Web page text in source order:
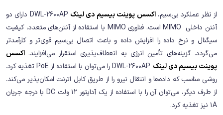
از نظر عملکرد بی‌سیم،اکسس پوینت بیسیم دی لینک
DWL-2600AP دارای دو
آنتن داخلی MIMO است. فناوری MIMO با استفاده از آنتن‌های متعدد، کیفیت
سیگنال و نرخ داده را افزایش داده و باعث اتصال بی‌سیم قوی‌تر و کارآمدتر
می‌گردد. گزینه‌های تأمین انرژی به انعطاف‌پذیری استقرار می‌افزایند. اکسس
پوینت بیسیم دی لینک
DWL-2600AP را می‌توان با استفاده از PoE تغذیه کرد.
روشی مناسب که داده‌ها و انتقال نیرو را از طریق کابل اترنت امکان‌پذیر می‌کند.
از طرف دیگر، می‌توان آن را با استفاده از یک آداپتور 12 ولت DC با درجه جریان
1A نیز تغذیه کرد.